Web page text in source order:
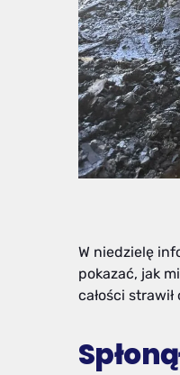
W niedzielę
pokazać, jak
całości